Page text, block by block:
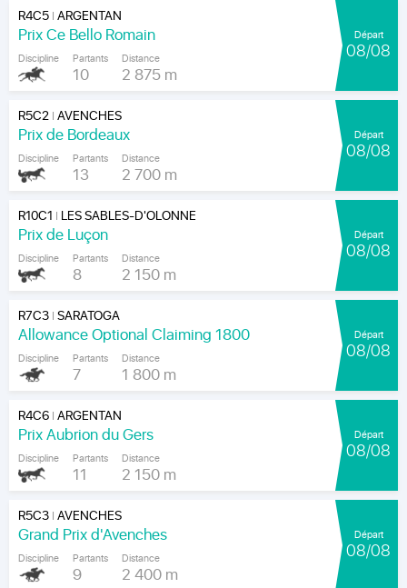
R4C5|ARGENTAN
Prix Ce Bello Romain
Discipline Partants
10
Distance
2 875 m
Départ
08/08
R5C2|AVENCHES
Prix de Bordeaux
Discipline Partants
13
Distance
2 700 m
Départ
08/08
R10C1 | LES SABLES-D'OLONNE
Prix de Luçon
Discipline Partants
8
Distance
2 150 m
Départ
08/08
R7C3|SARATOGA
Allowance Optional Claiming 1800
Discipline Partants
7
Distance
1 800 m
Départ
08/08
R4C6|ARGENTAN
Prix Aubrion du Gers
Discipline Partants
11
Distance
2 150 m
Départ
08/08
R5C3|AVENCHES
Grand Prix d'Avenches
Discipline Partants
9
Distance
2 400 m
Départ
08/08